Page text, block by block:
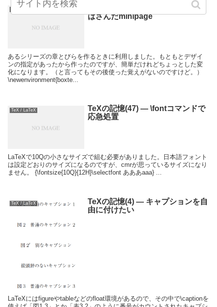
TeX / LaTeX
TeXの記憶(27) — 上下を\hruleで
はさんだminipage
あるシリーズの章とびらを作るときに利用しました。もともとデザイ
ンの指定があったから作ったのですが、簡単だけれどちょっとした変
化になります。（と言ってもその後使った覚えがないのですけど。）
\newenvironment{boxte...
TeX / LaTeX
TeXの記憶(47) — \fontコマンドで
応急処置
LaTeXで10Qの小さなサイズで組む必要がありました。日本語フォント
は設定どおりのサイズになるのですが、cmrが思っているサイズになり
ません。 {\fontsize{10Q}{12H}\selectfont あああaaa} ...
TeX / LaTeX
TeXの記憶(4) — キャプションを自
由に付けたい
LaTeXにはfigureやtableなどのfloat環境があるので、その中で\captionを